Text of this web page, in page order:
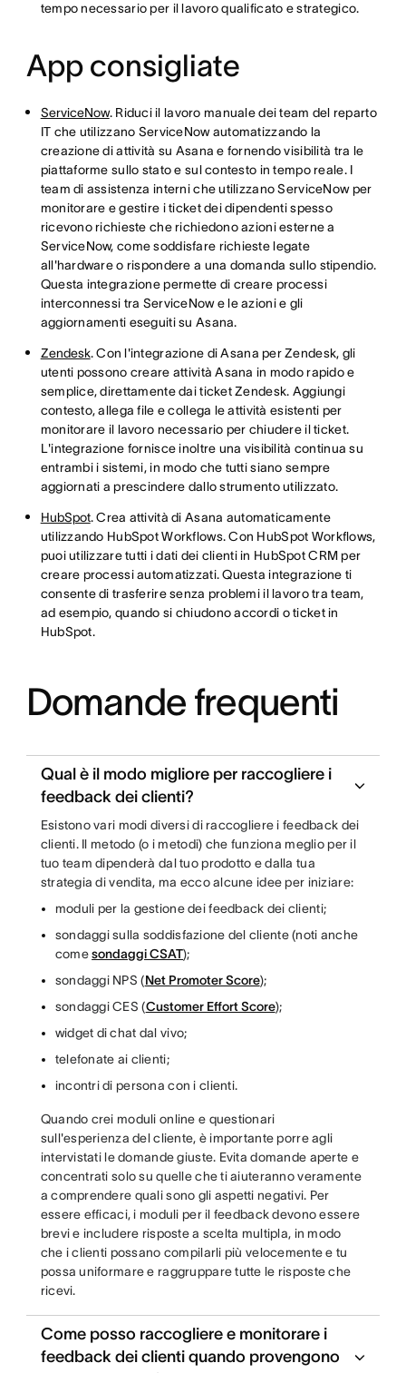
tempo necessario per il lavoro qualificato e strategico.
App consigliate
ServiceNow. Riduci il lavoro manuale dei team del reparto
IT che utilizzano ServiceNow automatizzando la
creazione di attività su Asana e fornendo visibilità tra le
piattaforme sullo stato e sul contesto in tempo reale. I
team di assistenza interni che utilizzano ServiceNow per
monitorare e gestire i ticket dei dipendenti spesso
ricevono richieste che richiedono azioni esterne a
ServiceNow, come soddisfare richieste legate
all'hardware o rispondere a una domanda sullo stipendio.
Questa integrazione permette di creare processi
interconnessi tra ServiceNow e le azioni e gli
aggiornamenti eseguiti su Asana.
Zendesk. Con l'integrazione di Asana per Zendesk, gli
utenti possono creare attività Asana in modo rapido e
semplice, direttamente dai ticket Zendesk. Aggiungi
contesto, allega file e collega le attività esistenti per
monitorare il lavoro necessario per chiudere il ticket.
L'integrazione fornisce inoltre una visibilità continua su
entrambi i sistemi, in modo che tutti siano sempre
aggiornati a prescindere dallo strumento utilizzato.
HubSpot. Crea attività di Asana automaticamente
utilizzando HubSpot Workflows. Con HubSpot Workflows,
puoi utilizzare tutti i dati dei clienti in HubSpot CRM per
creare processi automatizzati. Questa integrazione ti
consente di trasferire senza problemi il lavoro tra team,
ad esempio, quando si chiudono accordi o ticket in
HubSpot.
Domande frequenti
Qual è il modo migliore per raccogliere i
feedback dei clienti?
Esistono vari modi diversi di raccogliere i feedback dei
clienti. Il metodo (o i metodi) che funziona meglio per il
tuo team dipenderà dal tuo prodotto e dalla tua
strategia di vendita, ma ecco alcune idee per iniziare:
moduli per la gestione dei feedback dei clienti;
sondaggi sulla soddisfazione del cliente (noti anche
comesondaggi CSAT);
sondaggi NPS (Net Promoter Score);
sondaggi CES (Customer Effort Score);
widget di chat dal vivo;
telefonate ai clienti;
incontri di persona con i clienti.
Quando crei moduli online e questionari
sull'esperienza del cliente, è importante porre agli
intervistati le domande giuste. Evita domande aperte e
concentrati solo su quelle che ti aiuteranno veramente
a comprendere quali sono gli aspetti negativi. Per
essere efficaci, i moduli per il feedback devono essere
brevi e includere risposte a scelta multipla, in modo
che i clienti possano compilarli più velocemente e tu
possa uniformare e raggruppare tutte le risposte che
ricevi.
Come posso raccogliere e monitorare i
feedback dei clienti quando provengono